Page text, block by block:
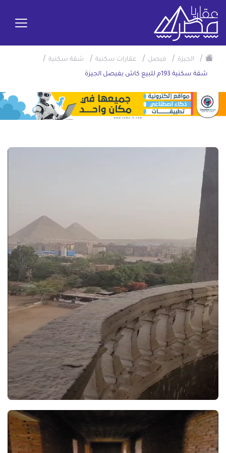
/ الجيزة / فيصل / عقارات سكنية / شقة سكنية /
شقة سكنية 193م للبيع كاش بفيصل الجيزة